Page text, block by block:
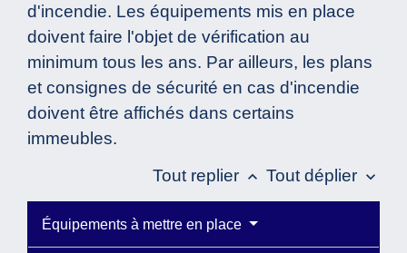
d'incendie. Les équipements mis en place
doivent faire l'objet de vérification au
minimum tous les ans. Par ailleurs, les plans
et consignes de sécurité en cas d'incendie
doivent être affichés dans certains
immeubles.
Tout replier keyboard_arrow_up Tout déplier keyboard_arrow_down
Équipements à mettre en place